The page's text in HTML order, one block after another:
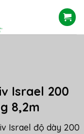
Israel 200
8,2m
Israel độ dày 200